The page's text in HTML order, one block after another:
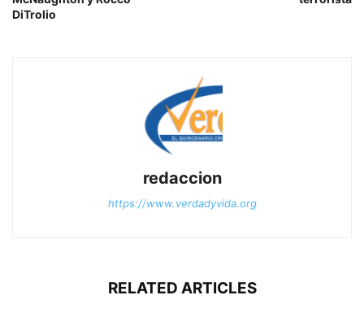
DiTrolio
redaccion
https://www.verdadyvida.org
RELATED ARTICLES